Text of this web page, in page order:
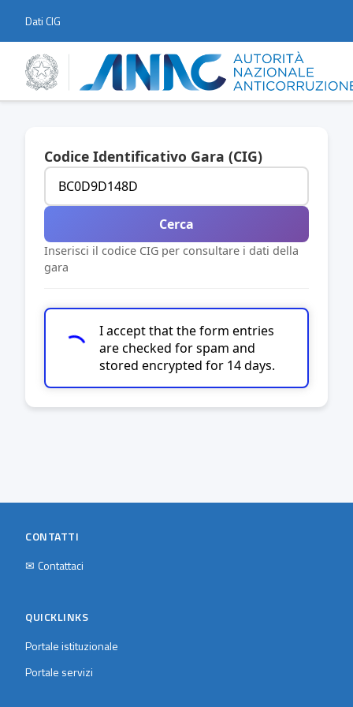
Dati CIG
Codice Identificativo Gara (CIG)
Cerca
Inserisci il codice CIG per consultare i dati della
gara
I accept that the form entries
are checked for spam and
stored encrypted for 14 days.
CONTATTI
✉ Contattaci
QUICKLINKS
Portale istituzionale
Portale servizi